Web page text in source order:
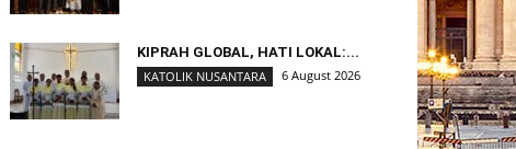
KIPRAH GLOBAL, HATI LOKAL:...
KATOLIK NUSANTARA
6 August 2026